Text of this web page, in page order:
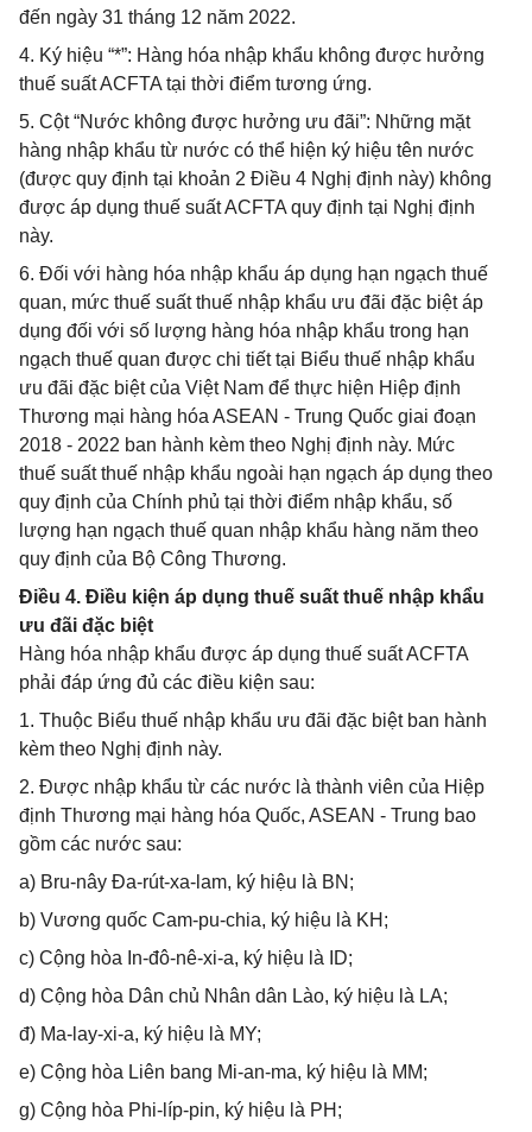
đến ngày 31 tháng 12 năm 2022.
4. Ký hiệu “*”: Hàng hóa nhập khẩu không được hưởng
thuế suất ACFTA tại thời điểm tương ứng.
5. Cột “Nước không được hưởng ưu đãi”: Những mặt
hàng nhập khẩu từ nước có thể hiện ký hiệu tên nước
(được quy định tại khoản 2 Điều 4 Nghị định này) không
được áp dụng thuế suất ACFTA quy định tại Nghị định
này.
6. Đối với hàng hóa nhập khẩu áp dụng hạn ngạch thuế
quan, mức thuế suất thuế nhập khẩu ưu đãi đặc biệt áp
dụng đối với số lượng hàng hóa nhập khẩu trong hạn
ngạch thuế quan được chi tiết tại Biểu thuế nhập khẩu
ưu đãi đặc biệt của Việt Nam để thực hiện Hiệp định
Thương mại hàng hóa ASEAN - Trung Quốc giai đoạn
2018 - 2022 ban hành kèm theo Nghị định này. Mức
thuế suất thuế nhập khẩu ngoài hạn ngạch áp dụng theo
quy định của Chính phủ tại thời điểm nhập khẩu, số
lượng hạn ngạch thuế quan nhập khẩu hàng năm theo
quy định của Bộ Công Thương.
Điều 4. Điều kiện áp dụng thuế suất thuế nhập khẩu
ưu đãi đặc biệt
Hàng hóa nhập khẩu được áp dụng thuế suất ACFTA
phải đáp ứng đủ các điều kiện sau:
1. Thuộc Biểu thuế nhập khẩu ưu đãi đặc biệt ban hành
kèm theo Nghị định này.
2. Được nhập khẩu từ các nước là thành viên của Hiệp
định Thương mại hàng hóa Quốc, ASEAN - Trung bao
gồm các nước sau:
a) Bru-nây Đa-rút-xa-lam, ký hiệu là BN;
b) Vương quốc Cam-pu-chia, ký hiệu là KH;
c) Cộng hòa In-đô-nê-xi-a, ký hiệu là ID;
d) Cộng hòa Dân chủ Nhân dân Lào, ký hiệu là LA;
đ) Ma-lay-xi-a, ký hiệu là MY;
e) Cộng hòa Liên bang Mi-an-ma, ký hiệu là MM;
g) Cộng hòa Phi-líp-pin, ký hiệu là PH;